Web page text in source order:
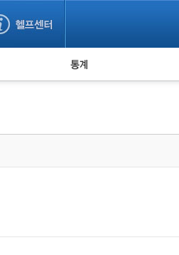
누적 피해사례 통계